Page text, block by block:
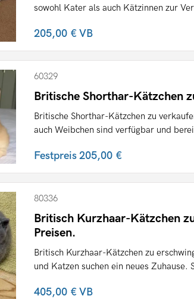
sowohl Kater als auch Kätzinnen zur
205,00 €VB
60329
Britische Shorthar-Kätzchen
Britische Shorthar-Kätzchen zu
auch Weibchen sind verfügbar und
Festpreis205,00 €
80336
Britisch Kurzhaar-Kätzchen
Preisen.
Britisch Kurzhaar-Kätzchen zu
und Katzen suchen ein neues Zuhause.
405,00 €VB